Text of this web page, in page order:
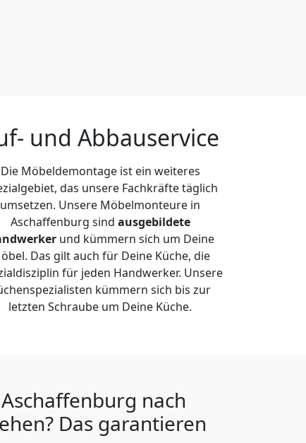
und Abbauservice
Die Möbeldemontage ist ein weiteres
das unsere Fachkräfte täglich
umsetzen. Unsere Möbelmonteure in
Aschaffenburg sind ausgebildete
und kümmern sich um Deine
Das gilt auch für Deine Küche, die
für jeden Handwerker. Unsere
kümmern sich bis zur
letzten Schraube um Deine Küche.
nach
Das garantieren